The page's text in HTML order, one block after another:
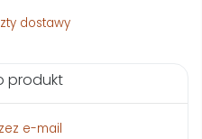
dostawy
produkt
e-mail